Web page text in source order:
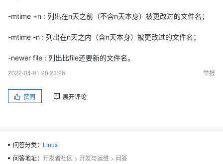
-mtime +n : 列出在n天之前（不含n天本身）被更改过的文件名；
-mtime -n : 列出在n天之内（含n天本身）被更改过的文件名；
-newer file : 列出比file还要新的文件名。
2022-04-01 20:23:26
举报
赞同 展开评论
问答分类： Linux
问答地址： 开发者社区 > 开发与运维 > 问答